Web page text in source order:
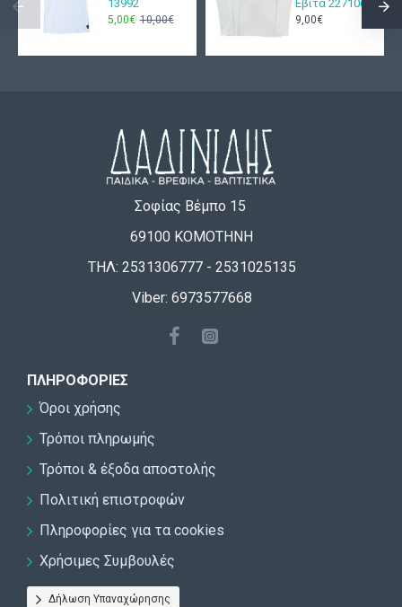
13992
5,00€ 10,00€
Εβίτα 227106
9,00€
Σοφίας Βέμπο 15
69100 ΚΟΜΟΤΗΝΗ
ΤΗΛ: 2531306777 - 2531025135
Viber: 6973577668
ΠΛΗΡΟΦΟΡΊΕΣ
Όροι χρήσης
Τρόποι πληρωμής
Τρόποι & έξοδα αποστολής
Πολιτική επιστροφών
Πληροφορίες για τα cookies
Χρήσιμες Συμβουλές
Δήλωση Υπαναχώρησης